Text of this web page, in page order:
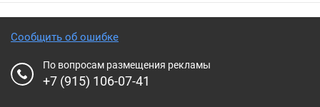
Сообщить об ошибке
По вопросам размещения рекламы
+7 (915) 106-07-41